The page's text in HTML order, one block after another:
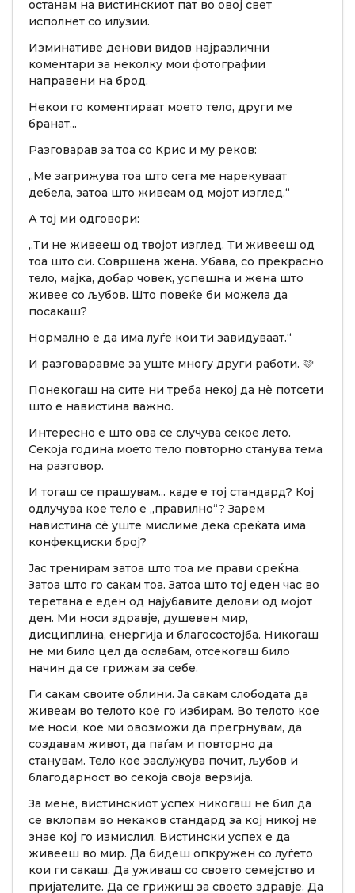
останам на вистинскиот пат во овој свет
исполнет со илузии.
Изминативе денови видов најразлични
коментари за неколку мои фотографии
направени на брод.
Некои го коментираат моето тело, други ме
бранат...
Разговарав за тоа со Крис и му реков:
„Ме загрижува тоа што сега ме нарекуваат
дебела, затоа што живеам од мојот изглед.“
А тој ми одговори:
„Ти не живееш од твојот изглед. Ти живееш од
тоа што си. Совршена жена. Убава, со прекрасно
тело, мајка, добар човек, успешна и жена што
живее со љубов. Што повеќе би можела да
посакаш?
Нормално е да има луѓе кои ти завидуваат.“
И разговаравме за уште многу други работи. 🩷
Понекогаш на сите ни треба некој да нè потсети
што е навистина важно.
Интересно е што ова се случува секое лето.
Секоја година моето тело повторно станува тема
на разговор.
И тогаш се прашувам... каде е тој стандард? Кој
одлучува кое тело е „правилно“? Зарем
навистина сè уште мислиме дека среќата има
конфекциски број?
Јас тренирам затоа што тоа ме прави среќна.
Затоа што го сакам тоа. Затоа што тој еден час во
теретана е еден од најубавите делови од мојот
ден. Ми носи здравје, душевен мир,
дисциплина, енергија и благосостојба. Никогаш
не ми било цел да ослабам, отсекогаш било
начин да се грижам за себе.
Ги сакам своите облини. Ја сакам слободата да
живеам во телото кое го избирам. Во телото кое
ме носи, кое ми овозможи да прегрнувам, да
создавам живот, да паѓам и повторно да
станувам. Тело кое заслужува почит, љубов и
благодарност во секоја своја верзија.
За мене, вистинскиот успех никогаш не бил да
се вклопам во некаков стандард за кој никој не
знае кој го измислил. Вистински успех е да
живееш во мир. Да бидеш опкружен со луѓето
кои ги сакаш. Да уживаш со своето семејство и
пријателите. Да се грижиш за своето здравје. Да